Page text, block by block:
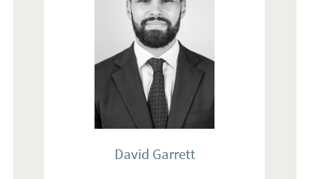
David Garrett